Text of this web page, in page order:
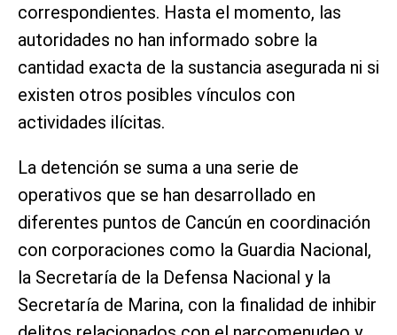
correspondientes. Hasta el momento, las
autoridades no han informado sobre la
cantidad exacta de la sustancia asegurada ni si
existen otros posibles vínculos con
actividades ilícitas.
La detención se suma a una serie de
operativos que se han desarrollado en
diferentes puntos de Cancún en coordinación
con corporaciones como la Guardia Nacional,
la Secretaría de la Defensa Nacional y la
Secretaría de Marina, con la finalidad de inhibir